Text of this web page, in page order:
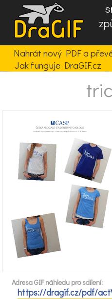
Nahrát nový PDF a
Jak funguje DraGIF.cz
Adresa GIF náhledu pro sdílení:
https://dragif.cz/pdf/